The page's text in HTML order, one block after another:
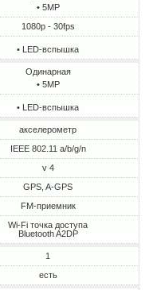
• 5MP
1080p - 30fps
• LED-вспышка
Одинарная
• 5MP
• LED-вспышка
акселерометр
IEEE 802.11 a/b/g/n
v 4
GPS, A-GPS
FM-приемник
Wi-Fi точка доступа
Bluetooth A2DP
1
есть